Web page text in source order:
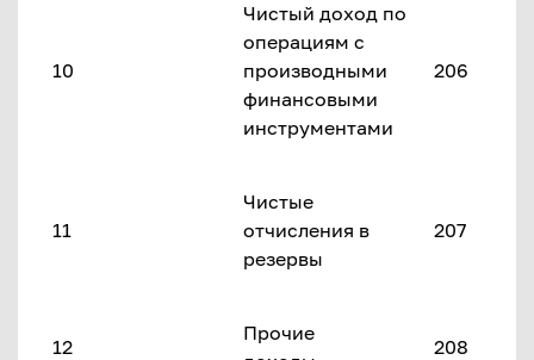
10
Чистый доход по
операциям с
производными
финансовыми
инструментами
206
11
Чистые
отчисления в
резервы
207
12
Прочие
208